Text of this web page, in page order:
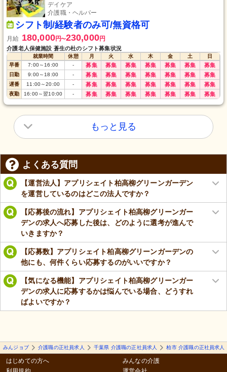
デイケア
介護職・ヘルパー
シフト制/経験者のみ可/無資格可
月給 180,000円〜230,000円
介護老人保健施設 蒼生の杜のシフト募集状況
就業時間 休憩 月 火 水 木 金 土
日
早番
7:00～ 16:00 - 募集 募集 募集 募集 募集 募集 募集
日勤 9:00～ 18:00 - 募集 募集 募集 募集 募集 募集 募集
遅番 11:00～20:00 - 募集 募集 募集 募集 募集 募集 募集
夜勤 16:00～翌10:00 - 募集 募集 募集 募集 募集 募集 募集
もっと見る
よくある質問
【運営法人】アプリシェイト柏高柳グリーンガーデン
を運営しているのはどこの法人ですか？
【応募後の流れ】アプリシェイト柏高柳グリーンガー
デンの求人へ応募した後は、どのように選考が進んで
いきますか？
【応募数】アプリシェイト柏高柳グリーンガーデンの
他にも、何件くらい応募するのがいいですか？
【気になる機能】アプリシェイト柏高柳グリーンガー
デンの求人に応募するかは悩んでいる場合、どうすれ
ばよいですか？
みんジョブ 介護職の正社員求人 千葉県 介護職の正社員求人 柏市 介護職の正社員求人
はじめての方へ
みんなの介護